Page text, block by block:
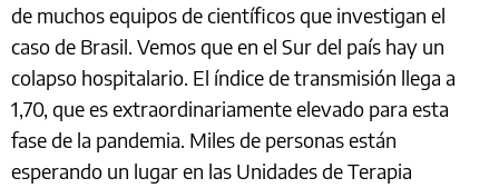
de muchos equipos de científicos que investigan el
caso de Brasil. Vemos que en el Sur del país hay un
colapso hospitalario. El índice de transmisión llega a
1,70, que es extraordinariamente elevado para esta
fase de la pandemia. Miles de personas están
esperando un lugar en las Unidades de Terapia